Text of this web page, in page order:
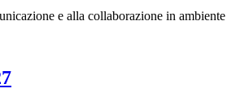
e alla collaborazione in